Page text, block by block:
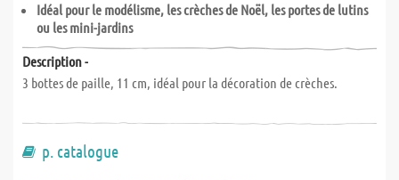
Idéal pour le modélisme, les crèches de Noël, les portes de lutins
ou les mini-jardins
Description -
3 bottes de paille, 11 cm, idéal pour la décoration de crèches.
p. catalogue